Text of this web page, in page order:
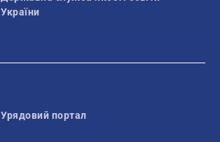
України
Урядовий портал